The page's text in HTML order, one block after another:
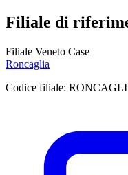
Filiale di
Filiale Veneto Case
Roncaglia
Codice filiale: